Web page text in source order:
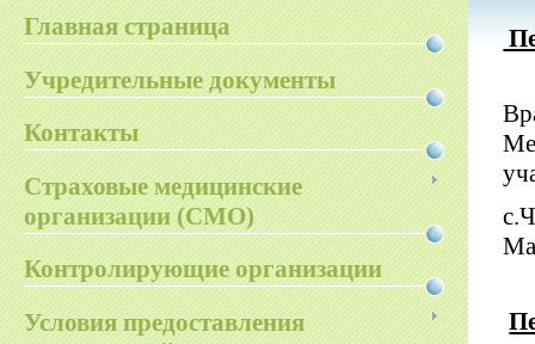
Главная страница
Учредительные документы
Контакты
Страховые медицинские
организации (СМО)
Контролирующие организации
Условия предоставления